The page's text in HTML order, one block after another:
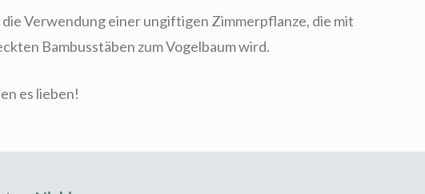
die Verwendung einer ungiftigen Zimmerpflanze, die mit
Bambusstäben zum Vogelbaum wird.
es lieben!